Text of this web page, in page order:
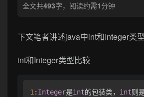
全文共493字，阅读约需1分钟
下文笔者讲述java中int和Integer类
int和Integer类型比较
1: Integer是int的包装类， int则